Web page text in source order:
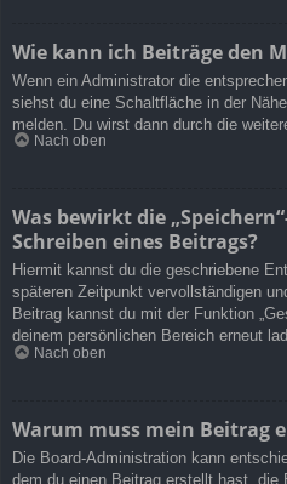
Wie kann ich Beiträge den
Wenn ein Administrator die
siehst du eine Schaltfläche in der
melden. Du wirst dann durch die
Nach oben
Was bewirkt die
Schreiben eines Beitrags?
Hiermit kannst du die geschriebene
späteren Zeitpunkt vervollständigen
Beitrag kannst du mit der Funktion
deinem persönlichen Bereich erneut
Nach oben
Warum muss mein Beitrag
Die Board-Administration kann
dem du einen Beitrag erstellt hast, die